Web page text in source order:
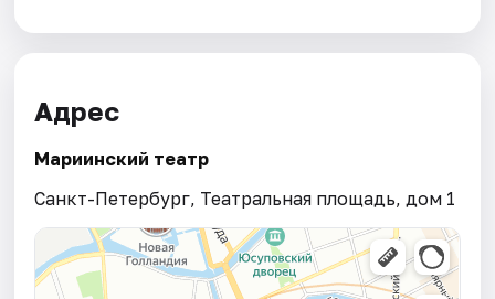
Адрес
Мариинский театр
Санкт-Петербург, Театральная площадь, дом 1